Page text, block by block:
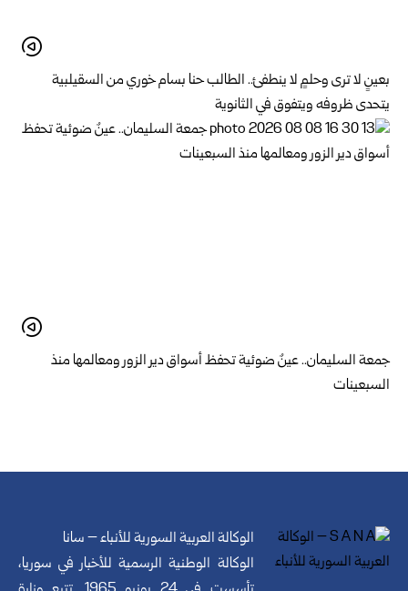
بعينٍ لا ترى وحلمٍ لا ينطفئ.. الطالب حنا بسام خوري من السقيلبية
يتحدى ظروفه ويتفوق في الثانوية
جمعة السليمان.. عينٌ ضوئية تحفظ أسواق دير الزور ومعالمها منذ
السبعينات
الوكالة العربية السورية للأنباء – سانا
الوكالة الوطنية الرسمية للأخبار في سوريا،